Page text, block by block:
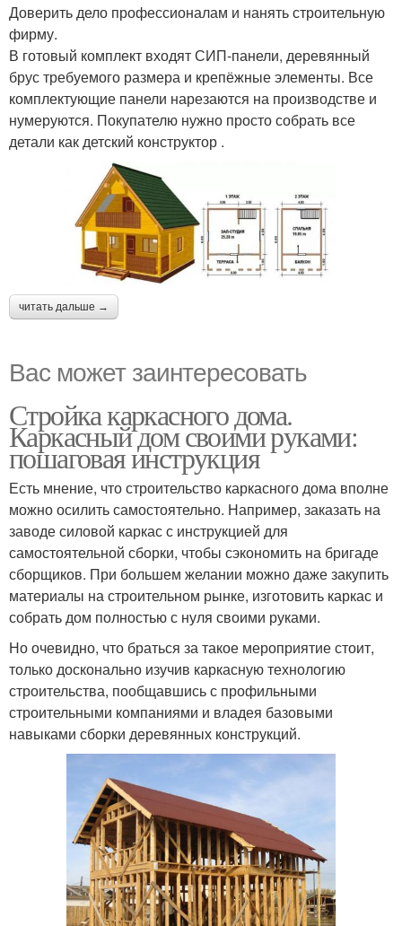
Доверить дело профессионалам и нанять строительную
фирму.
В готовый комплект входят СИП-панели, деревянный
брус требуемого размера и крепёжные элементы. Все
комплектующие панели нарезаются на производстве и
нумеруются. Покупателю нужно просто собрать все
детали как детский конструктор .
читать дальше →
Вас может заинтересовать
Стройка каркасного дома.
Каркасный дом своими руками:
пошаговая инструкция
Есть мнение, что строительство каркасного дома вполне
можно осилить самостоятельно. Например, заказать на
заводе силовой каркас с инструкцией для
самостоятельной сборки, чтобы сэкономить на бригаде
сборщиков. При большем желании можно даже закупить
материалы на строительном рынке, изготовить каркас и
собрать дом полностью с нуля своими руками.
Но очевидно, что браться за такое мероприятие стоит,
только досконально изучив каркасную технологию
строительства, пообщавшись с профильными
строительными компаниями и владея базовыми
навыками сборки деревянных конструкций.